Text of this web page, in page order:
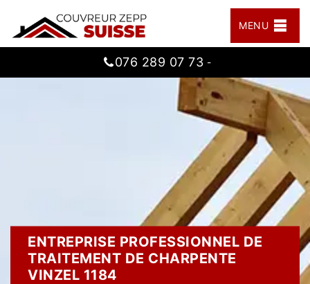
MENU
076 289 07 73 -
ENTREPRISE PROFESSIONNEL DE
TRAITEMENT DE CHARPENTE
VINZEL 1184